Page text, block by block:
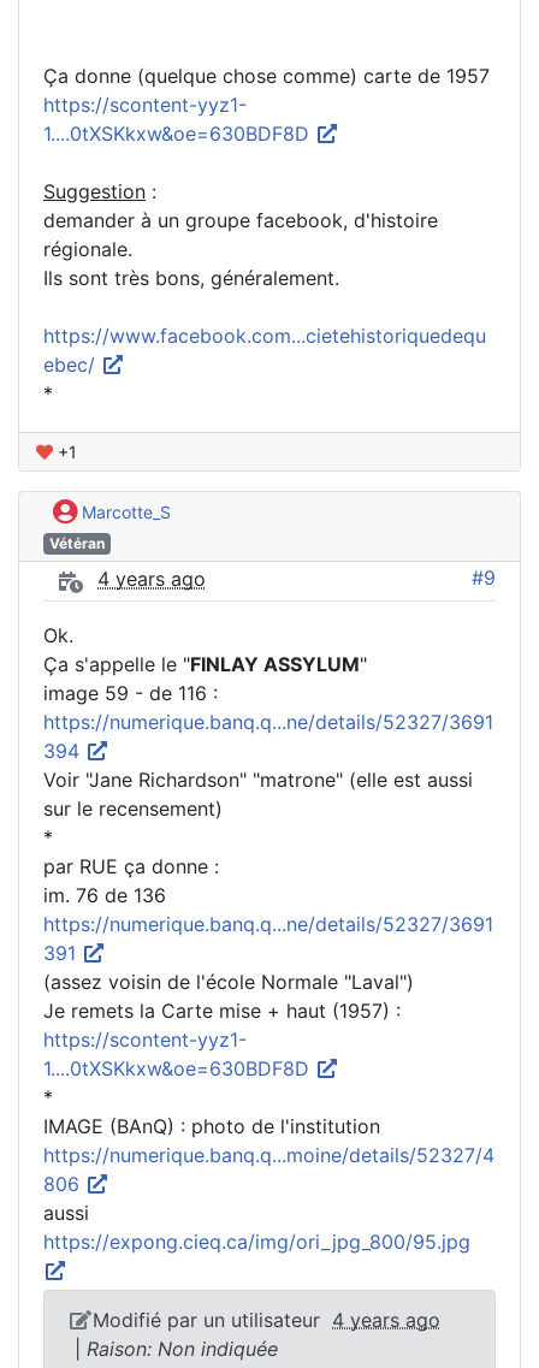
Ça donne (quelque chose comme) carte de 1957
https://scontent-yyz1-
1....0tXSKkxw&oe=630BDF8D
Suggestion :
demander à un groupe facebook, d'histoire
régionale.
Ils sont très bons, généralement.
https://www.facebook.com...cietehistoriquedequ
ebec/
*
+1
Marcotte_S
Vétéran
4 years ago #9
Ok.
Ça s'appelle le "FINLAY ASSYLUM"
image 59 - de 116 :
https://numerique.banq.q...ne/details/52327/3691
394
Voir "Jane Richardson" "matrone" (elle est aussi
sur le recensement)
*
par RUE ça donne :
im. 76 de 136
https://numerique.banq.q...ne/details/52327/3691
391
(assez voisin de l'école Normale "Laval")
Je remets la Carte mise + haut (1957) :
https://scontent-yyz1-
1....0tXSKkxw&oe=630BDF8D
*
IMAGE (BAnQ) : photo de l'institution
https://numerique.banq.q...moine/details/52327/4
806
aussi
https://expong.cieq.ca/img/ori_jpg_800/95.jpg
Modifié par un utilisateur 4 years ago
Raison: Non indiquée